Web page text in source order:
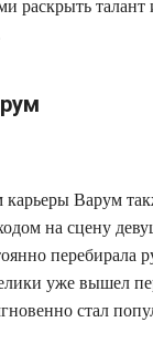
раскрыть талант
Варум
на сцену
перебирала
уже вышел
стал